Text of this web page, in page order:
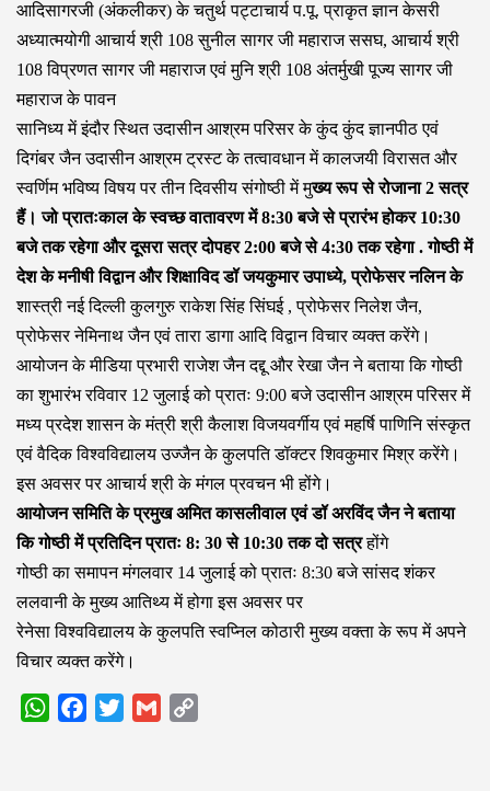
आदिसागरजी (अंकलीकर) के चतुर्थ पट्टाचार्य प.पू. प्राकृत ज्ञान केसरी
अध्यात्मयोगी आचार्य श्री 108 सुनील सागर जी महाराज ससघ, आचार्य श्री
108 विप्रणत सागर जी महाराज एवं मुनि श्री 108 अंतर्मुखी पूज्य सागर जी
महाराज के पावन
सानिध्य में इंदौर स्थित उदासीन आश्रम परिसर के कुंद कुंद ज्ञानपीठ एवं
दिगंबर जैन उदासीन आश्रम ट्रस्ट के तत्वावधान में कालजयी विरासत और
स्वर्णिम भविष्य विषय पर तीन दिवसीय संगोष्ठी में मुख्य रूप से रोजाना 2 सत्र
हैं। जो प्रातःकाल के स्वच्छ वातावरण में 8:30 बजे से प्रारंभ होकर 10:30
बजे तक रहेगा और दूसरा सत्र दोपहर 2:00 बजे से 4:30 तक रहेगा . गोष्ठी में
देश के मनीषी विद्वान और शिक्षाविद डॉ जयकुमार उपाध्ये, प्रोफेसर नलिन के
शास्त्री नई दिल्ली कुलगुरु राकेश सिंह सिंघई , प्रोफेसर निलेश जैन,
प्रोफेसर नेमिनाथ जैन एवं तारा डागा आदि विद्वान विचार व्यक्त करेंगे।
आयोजन के मीडिया प्रभारी राजेश जैन दद्दू और रेखा जैन ने बताया कि गोष्ठी
का शुभारंभ रविवार 12 जुलाई को प्रातः 9:00 बजे उदासीन आश्रम परिसर में
मध्य प्रदेश शासन के मंत्री श्री कैलाश विजयवर्गीय एवं महर्षि पाणिनि संस्कृत
एवं वैदिक विश्वविद्यालय उज्जैन के कुलपति डॉक्टर शिवकुमार मिश्र करेंगे।
इस अवसर पर आचार्य श्री के मंगल प्रवचन भी होंगे।
आयोजन समिति के प्रमुख अमित कासलीवाल एवं डॉ अरविंद जैन ने बताया
कि गोष्ठी में प्रतिदिन प्रातः 8: 30 से 10:30 तक दो सत्रहोंगे
गोष्ठी का समापन मंगलवार 14 जुलाई को प्रातः 8:30 बजे सांसद शंकर
ललवानी के मुख्य आतिथ्य में होगा इस अवसर पर
रेनेसा विश्वविद्यालय के कुलपति स्वप्निल कोठारी मुख्य वक्ता के रूप में अपने
विचार व्यक्त करेंगे।
WhatsAppFacebook
Twitter Gmail